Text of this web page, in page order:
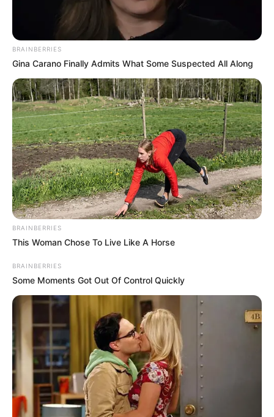
BRAINBERRIES
Gina Carano Finally Admits What Some Suspected All Along
BRAINBERRIES
This Woman Chose To Live Like A Horse
BRAINBERRIES
Some Moments Got Out Of Control Quickly